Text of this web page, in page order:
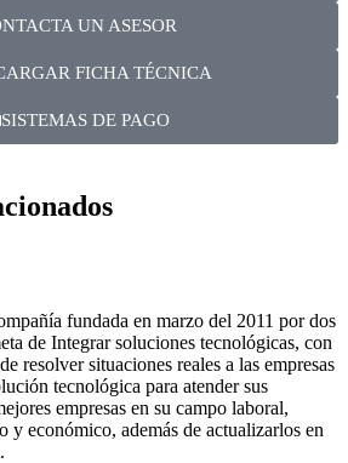
UN ASESOR
FICHA TÉCNICA
SISTEMAS DE PAGO
fundada en marzo del 2011 por dos
de Integrar soluciones tecnológicas, con
resolver situaciones reales a las empresas
tecnológica para atender sus
empresas en su campo laboral,
y económico, además de actualizarlos en